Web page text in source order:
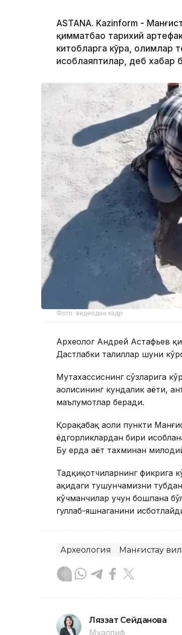
ASTANA. Kazinform -
қимматбаҳо тарихий
китобларга кўра, олимлар
ҳисоблаяптилар, деб хабар
Фото: видеодан кадр
Археолог Андрей Астафьев
Дастлабки таҳлиллар шуни
Мутахассиснинг сўзларига
аҳолисининг кундалик ҳаёти,
маълумотлар беради.
Қорақабақ аҳоли пункти
ёдгорликлардан бири
Бу ерда ҳаёт тахминан
Тадқиқотчиларнинг фикрига
ҳақидаги тушунчамизни
кўчманчилар учун бошпана
гуллаб-яшнаганини
Археология Манғистау
Ляззат Сейданова
Муаллиф